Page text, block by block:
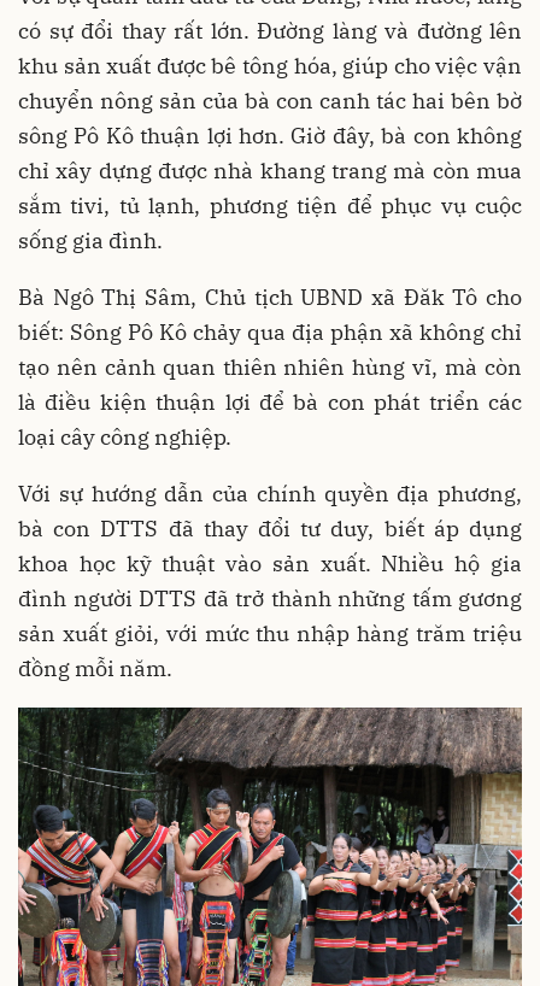
có sự đổi thay rất lớn. Đường làng và đường lên
khu sản xuất được bê tông hóa, giúp cho việc vận
chuyển nông sản của bà con canh tác hai bên bờ
sông Pô Kô thuận lợi hơn. Giờ đây, bà con không
chỉ xây dựng được nhà khang trang mà còn mua
sắm tivi, tủ lạnh, phương tiện để phục vụ cuộc
sống gia đình.
Bà Ngô Thị Sâm, Chủ tịch UBND xã Đăk Tô cho
biết: Sông Pô Kô chảy qua địa phận xã không chỉ
tạo nên cảnh quan thiên nhiên hùng vĩ, mà còn
là điều kiện thuận lợi để bà con phát triển các
loại cây công nghiệp.
Với sự hướng dẫn của chính quyền địa phương,
bà con DTTS đã thay đổi tư duy, biết áp dụng
khoa học kỹ thuật vào sản xuất. Nhiều hộ gia
đình người DTTS đã trở thành những tấm gương
sản xuất giỏi, với mức thu nhập hàng trăm triệu
đồng mỗi năm.